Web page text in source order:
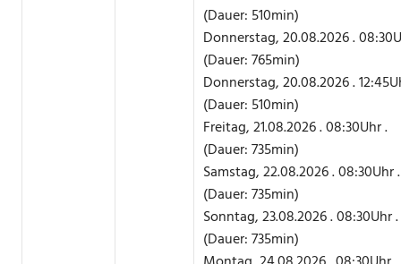
(Dauer: 510min)
Donnerstag, 20.08.2026 .
(Dauer: 765min)
Donnerstag, 20.08.2026 .
(Dauer: 510min)
Freitag, 21.08.2026 . 08:30Uhr .
(Dauer: 735min)
Samstag, 22.08.2026 . 08:30Uhr .
(Dauer: 735min)
Sonntag, 23.08.2026 . 08:30Uhr .
(Dauer: 735min)